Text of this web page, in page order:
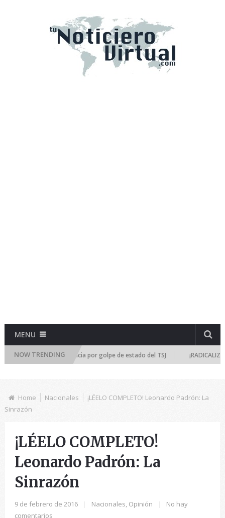
MENU
NOW TRENDING
reúne de emergencia por golpe de estado del TSJ ¡RADICALIZA LA
Home Nacionales
¡LÉELO COMPLETO! Leonardo Padrón: La
Sinrazón
¡LÉELO COMPLETO!
Leonardo Padrón: La
Sinrazón
9 de febrero de 2016 Nacionales, Opinión
No hay
comentarios